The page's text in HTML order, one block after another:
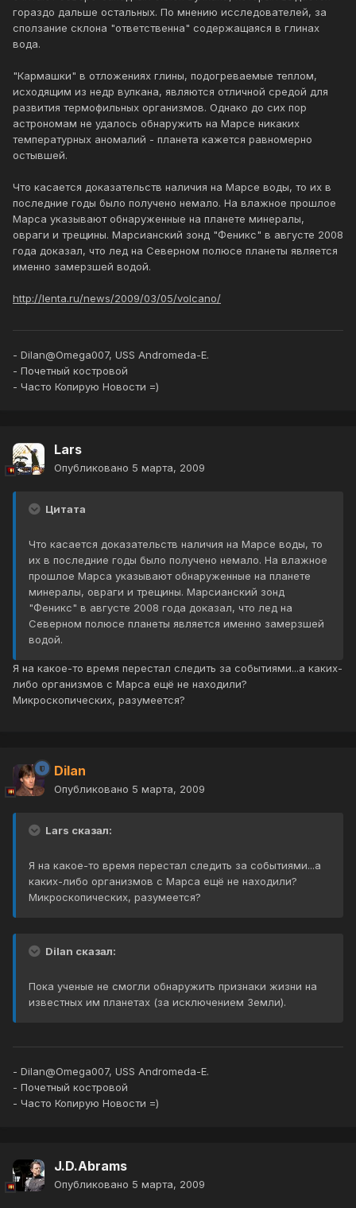
гораздо дальше остальных. По мнению исследователей, за
сползание склона "ответственна" содержащаяся в глинах
вода.
"Кармашки" в отложениях глины, подогреваемые теплом,
исходящим из недр вулкана, являются отличной средой для
развития термофильных организмов. Однако до сих пор
астрономам не удалось обнаружить на Марсе никаких
температурных аномалий - планета кажется равномерно
остывшей.
Что касается доказательств наличия на Марсе воды, то их в
последние годы было получено немало. На влажное прошлое
Марса указывают обнаруженные на планете минералы,
овраги и трещины. Марсианский зонд "Феникс" в августе 2008
года доказал, что лед на Северном полюсе планеты является
именно замерзшей водой.
http://lenta.ru/news/2009/03/05/volcano/
- Dilan@Omega007, USS Andromeda-E.
- Почетный костровой
- Часто Копирую Новости =)
Lars
Опубликовано 5 марта, 2009
Цитата
Что касается доказательств наличия на Марсе воды, то
их в последние годы было получено немало. На влажное
прошлое Марса указывают обнаруженные на планете
минералы, овраги и трещины. Марсианский зонд
"Феникс" в августе 2008 года доказал, что лед на
Северном полюсе планеты является именно замерзшей
водой.
Я на какое-то время перестал следить за событиями...а каких-
либо организмов с Марса ещё не находили?
Микроскопических, разумеется?
Dilan
Опубликовано 5 марта, 2009
Lars сказал:
Я на какое-то время перестал следить за событиями...а
каких-либо организмов с Марса ещё не находили?
Микроскопических, разумеется?
Dilan сказал:
Пока ученые не смогли обнаружить признаки жизни на
известных им планетах (за исключением Земли).
- Dilan@Omega007, USS Andromeda-E.
- Почетный костровой
- Часто Копирую Новости =)
J.D.Abrams
Опубликовано 5 марта, 2009